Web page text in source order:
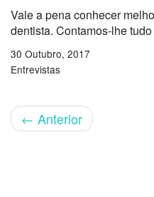
Vale a pena conhecer
dentista. Contamos-lhe
30 Outubro, 2017
Entrevistas
← Anterior